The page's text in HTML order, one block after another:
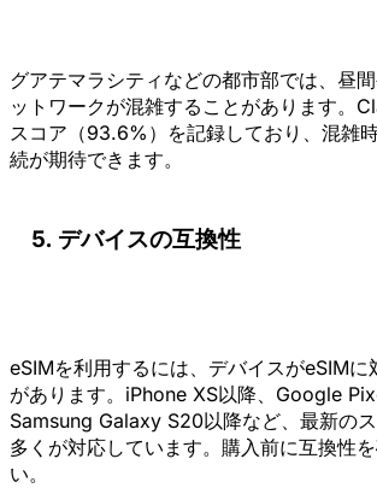
グアテマラシティなどの都市部では、昼
ットワークが混雑することがあります。
スコア（93.6%）を記録しており、混雑
続が期待できます。
デバイスの互換性
eSIMを利用するには、デバイスがeSIMに
があります。iPhone XS以降、Google
Samsung Galaxy S20以降など、最新の
多くが対応しています。購入前に互換性
い。